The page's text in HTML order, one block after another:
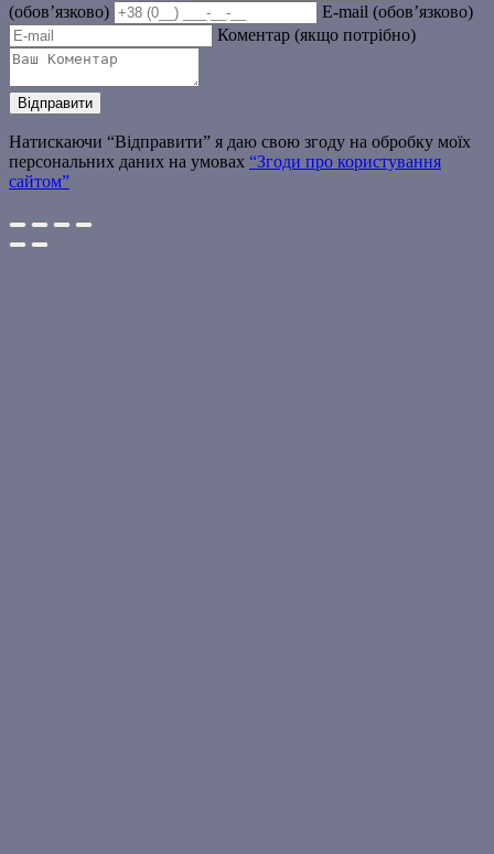
(обов’язково)
E-mail (обов’язково)
Коментар (якщо потрібно)
Натискаючи “Відправити” я даю свою згоду на обробку моїх
персональних даних на умовах “Згоди про користування
сайтом”